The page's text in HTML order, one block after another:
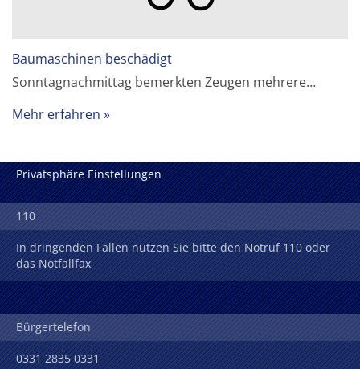
Baumaschinen beschädigt
Sonntagnachmittag bemerkten Zeugen mehrere…
Mehr erfahren
Privatsphäre Einstellungen
110
In dringenden Fällen nutzen Sie bitte den Notruf 110 oder
das Notfallfax
Bürgertelefon
0331 2835 0331